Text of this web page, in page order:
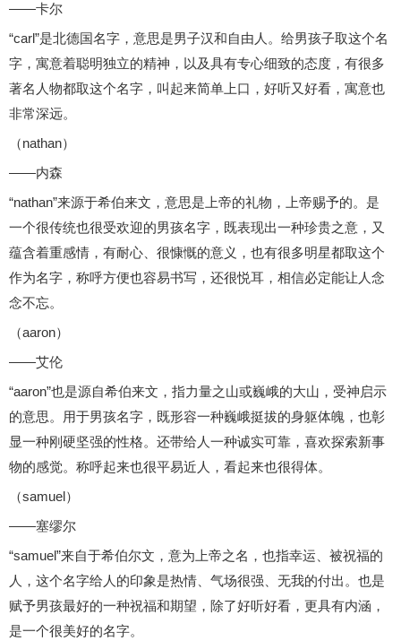
——卡尔
“carl”是北德国名字，意思是男子汉和自由人。给男孩子取这个名
字，寓意着聪明独立的精神，以及具有专心细致的态度，有很多
著名人物都取这个名字，叫起来简单上口，好听又好看，寓意也
非常深远。
（nathan）
——内森
“nathan”来源于希伯来文，意思是上帝的礼物，上帝赐予的。是
一个很传统也很受欢迎的男孩名字，既表现出一种珍贵之意，又
蕴含着重感情，有耐心、很慷慨的意义，也有很多明星都取这个
作为名字，称呼方便也容易书写，还很悦耳，相信必定能让人念
念不忘。
（aaron）
——艾伦
“aaron”也是源自希伯来文，指力量之山或巍峨的大山，受神启示
的意思。用于男孩名字，既形容一种巍峨挺拔的身躯体魄，也彰
显一种刚硬坚强的性格。还带给人一种诚实可靠，喜欢探索新事
物的感觉。称呼起来也很平易近人，看起来也很得体。
（samuel）
——塞缪尔
“samuel”来自于希伯尔文，意为上帝之名，也指幸运、被祝福的
人，这个名字给人的印象是热情、气场很强、无我的付出。也是
赋予男孩最好的一种祝福和期望，除了好听好看，更具有内涵，
是一个很美好的名字。